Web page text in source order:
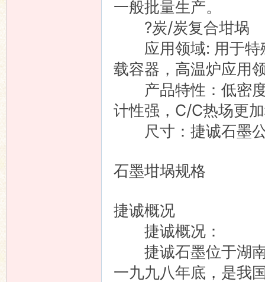
一般批量生产。
?炭/炭复合坩埚
应用领域: 用于特
载容器，高温炉应用
产品特性：低密度
计性强，C/C热场更
尺寸：捷诚石墨公
石墨坩埚规格
捷诚概况
捷诚概况：
捷诚石墨位于湖南
一九九八年底，是我